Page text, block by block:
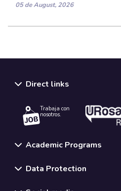
05 de August, 2026
Direct links
Trabaja con
nosotros.
Academic Programs
Data Protection